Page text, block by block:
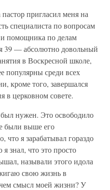
пригласил меня на
специалиста по вопросам
помощника по делам
39 — абсолютно довольный
в Воскресной школе,
популярны среди всех
кроме того, завершался
в церковном совете.
нужен. Это освободило
были выше его
что я зарабатывал гораздо
знал, что это просто
называли этого идола
свою жизнь в
смысл моей жизни? У